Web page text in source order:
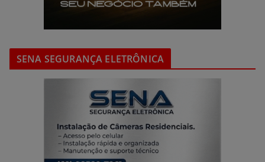
SENA SEGURANÇA ELETRÔNICA